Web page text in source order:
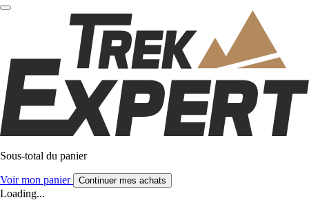
Sous-total du panier
Voir mon panier Continuer mes achats
Loading...